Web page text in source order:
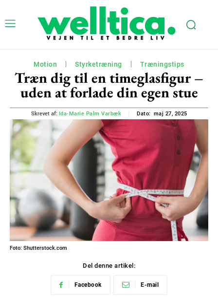
Motion Styrketræning Træningstips
Træn dig til en timeglasfigur –
uden at forlade din egen stue
Skrevet af: Ida-Marie Palm Varbæk Dato: maj 27, 2025
Foto: Shutterstock.com
Del denne artikel:
Facebook E-mail